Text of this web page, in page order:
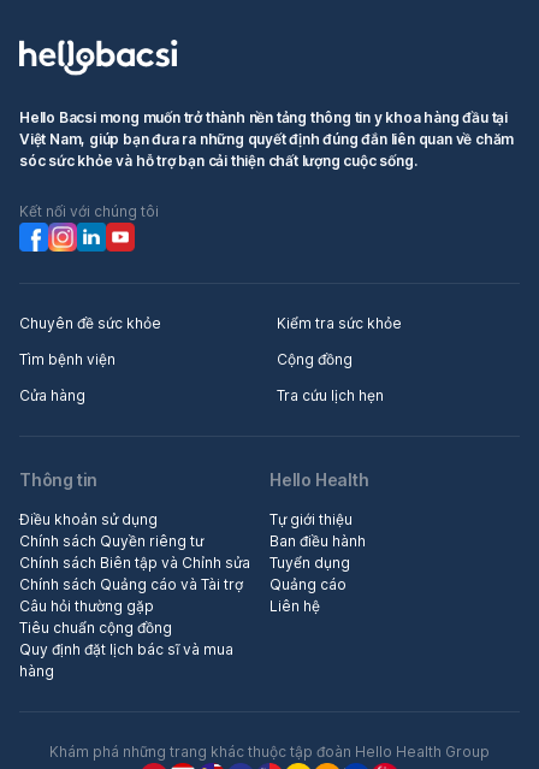
Hello Bacsi mong muốn trở thành nền tảng thông tin y khoa hàng đầu tại
Việt Nam, giúp bạn đưa ra những quyết định đúng đắn liên quan về chăm
sóc sức khỏe và hỗ trợ bạn cải thiện chất lượng cuộc sống.
Kết nối với chúng tôi
Chuyên đề sức khỏe
Kiểm tra sức khỏe
Tìm bệnh viện
Cộng đồng
Cửa hàng
Tra cứu lịch hẹn
Thông tin
Điều khoản sử dụng
Chính sách Quyền riêng tư
Chính sách Biên tập và Chỉnh sửa
Chính sách Quảng cáo và Tài trợ
Câu hỏi thường gặp
Tiêu chuẩn cộng đồng
Quy định đặt lịch bác sĩ và mua
hàng
Hello Health
Tự giới thiệu
Ban điều hành
Tuyển dụng
Quảng cáo
Liên hệ
Khám phá những trang khác thuộc tập đoàn Hello Health Group